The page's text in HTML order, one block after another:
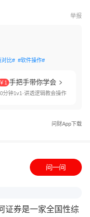
举报
对比# #软件操作#
￥1 手把手带你学会
分钟1v1·讲透逻辑教会操作
问财App下载
证券是一家全国性综